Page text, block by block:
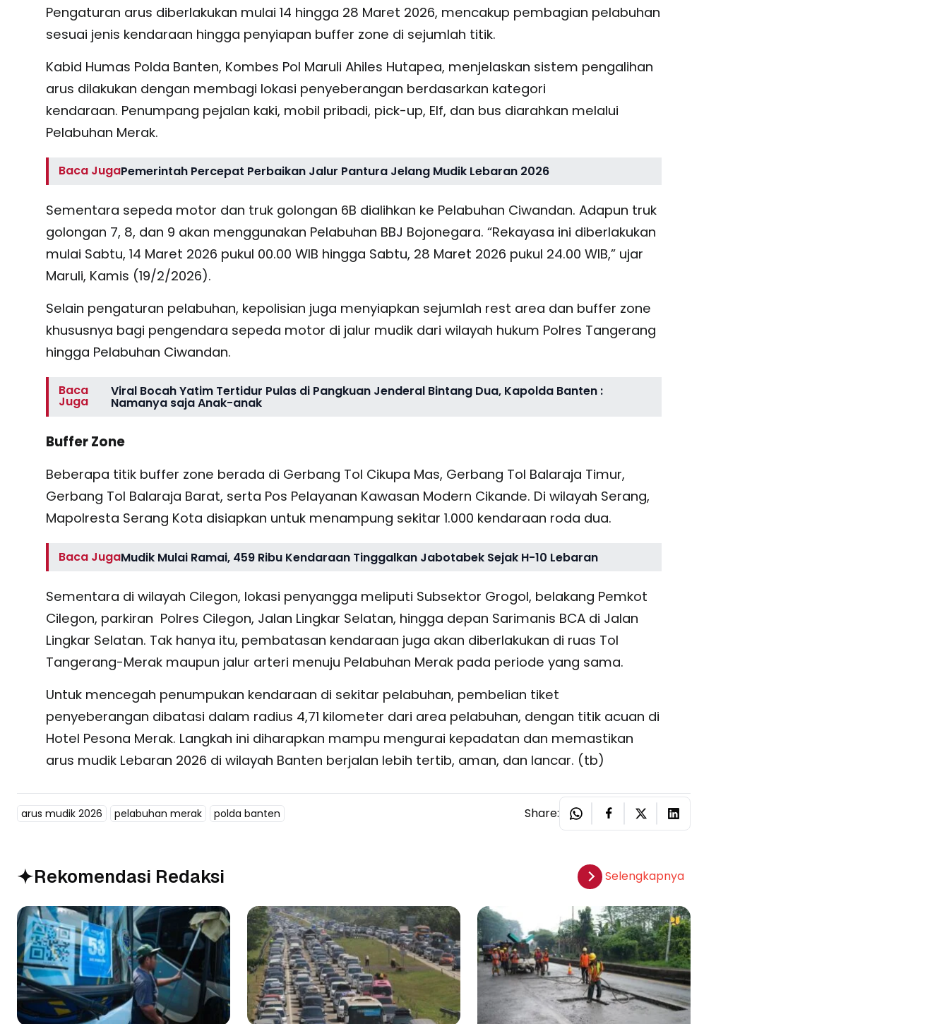
Pengaturan arus diberlakukan mulai 14 hingga 28 Maret 2026, mencakup pembagian pelabuhan
sesuai jenis kendaraan hingga penyiapan buffer zone di sejumlah titik.
Kabid Humas Polda Banten, Kombes Pol Maruli Ahiles Hutapea, menjelaskan sistem pengalihan
arus dilakukan dengan membagi lokasi penyeberangan berdasarkan kategori
kendaraan. Penumpang pejalan kaki, mobil pribadi, pick-up, Elf, dan bus diarahkan melalui
Pelabuhan Merak.
Baca JugaPemerintah Percepat Perbaikan Jalur Pantura Jelang Mudik Lebaran 2026
Sementara sepeda motor dan truk golongan 6B dialihkan ke Pelabuhan Ciwandan. Adapun truk
golongan 7, 8, dan 9 akan menggunakan Pelabuhan BBJ Bojonegara. “Rekayasa ini diberlakukan
mulai Sabtu, 14 Maret 2026 pukul 00.00 WIB hingga Sabtu, 28 Maret 2026 pukul 24.00 WIB,” ujar
Maruli, Kamis (19/2/2026).
Selain pengaturan pelabuhan, kepolisian juga menyiapkan sejumlah rest area dan buffer zone
khususnya bagi pengendara sepeda motor di jalur mudik dari wilayah hukum Polres Tangerang
hingga Pelabuhan Ciwandan.
Baca
Juga
Viral Bocah Yatim Tertidur Pulas di Pangkuan Jenderal Bintang Dua, Kapolda Banten :
Namanya saja Anak-anak
Buffer Zone
Beberapa titik buffer zone berada di Gerbang Tol Cikupa Mas, Gerbang Tol Balaraja Timur,
Gerbang Tol Balaraja Barat, serta Pos Pelayanan Kawasan Modern Cikande. Di wilayah Serang,
Mapolresta Serang Kota disiapkan untuk menampung sekitar 1.000 kendaraan roda dua.
Baca JugaMudik Mulai Ramai, 459 Ribu Kendaraan Tinggalkan Jabotabek Sejak H-10 Lebaran
Sementara di wilayah Cilegon, lokasi penyangga meliputi Subsektor Grogol, belakang Pemkot
Cilegon, parkiran Polres Cilegon, Jalan Lingkar Selatan, hingga depan Sarimanis BCA di Jalan
Lingkar Selatan. Tak hanya itu, pembatasan kendaraan juga akan diberlakukan di ruas Tol
Tangerang-Merak maupun jalur arteri menuju Pelabuhan Merak pada periode yang sama.
Untuk mencegah penumpukan kendaraan di sekitar pelabuhan, pembelian tiket
penyeberangan dibatasi dalam radius 4,71 kilometer dari area pelabuhan, dengan titik acuan di
Hotel Pesona Merak. Langkah ini diharapkan mampu mengurai kepadatan dan memastikan
arus mudik Lebaran 2026 di wilayah Banten berjalan lebih tertib, aman, dan lancar. (tb)
arus mudik 2026 pelabuhan merak polda banten Share:
Rekomendasi Redaksi Selengkapnya